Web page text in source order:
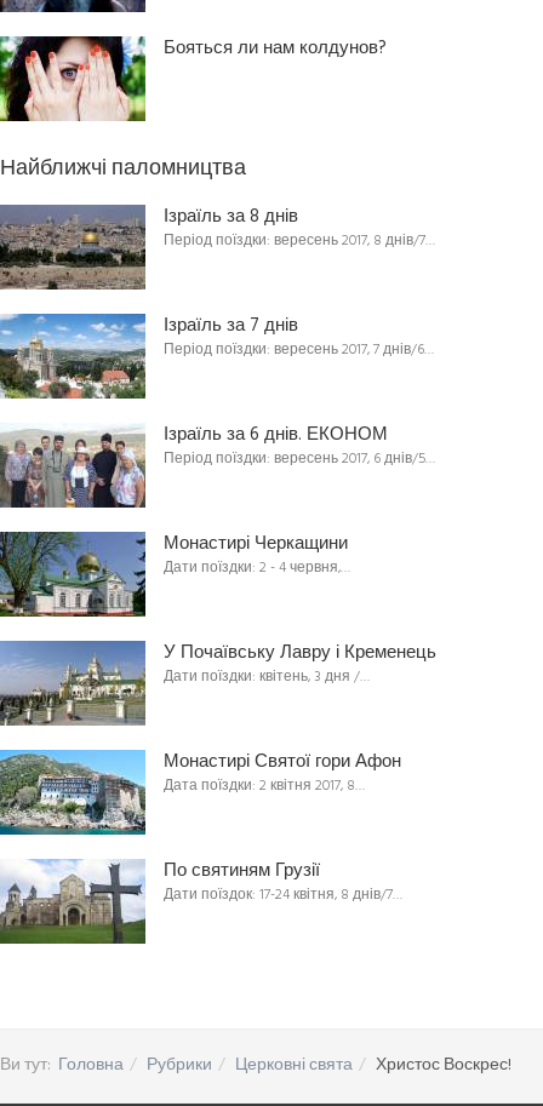
Бояться ли нам колдунов?
Найближчі паломництва
Ізраїль за 8 днів
Період поїздки: вересень 2017, 8 днів/7…
Ізраїль за 7 днів
Період поїздки: вересень 2017, 7 днів/6…
Ізраїль за 6 днів. ЕКОНОМ
Період поїздки: вересень 2017, 6 днів/5…
Монастирі Черкащини
Дати поїздки: 2 - 4 червня,…
У Почаївську Лавру і Кременець
Дати поїздки: квітень, 3 дня /…
Монастирі Святої гори Афон
Дата поїздки: 2 квітня 2017, 8…
По святиням Грузії
Дати поїздок: 17-24 квітня, 8 днів/7…
Ви тут: Головна Рубрики Церковні свята Христос Воскрес!